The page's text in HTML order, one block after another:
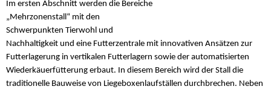
Im ersten Abschnitt werden die Bereiche
„Mehrzonenstall“ mit den
Schwerpunkten Tierwohl und
Nachhaltigkeit und eine Futterzentrale mit innovativen Ansätzen zur
Futterlagerung in vertikalen Futterlagern sowie der automatisierten
Wiederkäuerfütterung erbaut. In diesem Bereich wird der Stall die
traditionelle Bauweise von Liegeboxenlaufställen durchbrechen. Neben